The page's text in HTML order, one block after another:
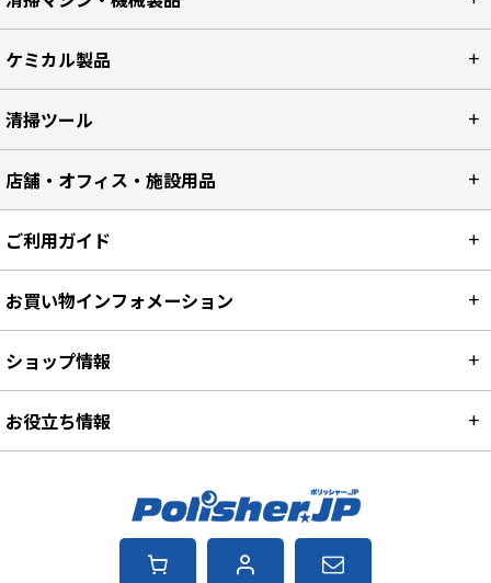
ケミカル製品
清掃ツール
店舗・オフィス・施設用品
ご利用ガイド
お買い物インフォメーション
ショップ情報
お役立ち情報